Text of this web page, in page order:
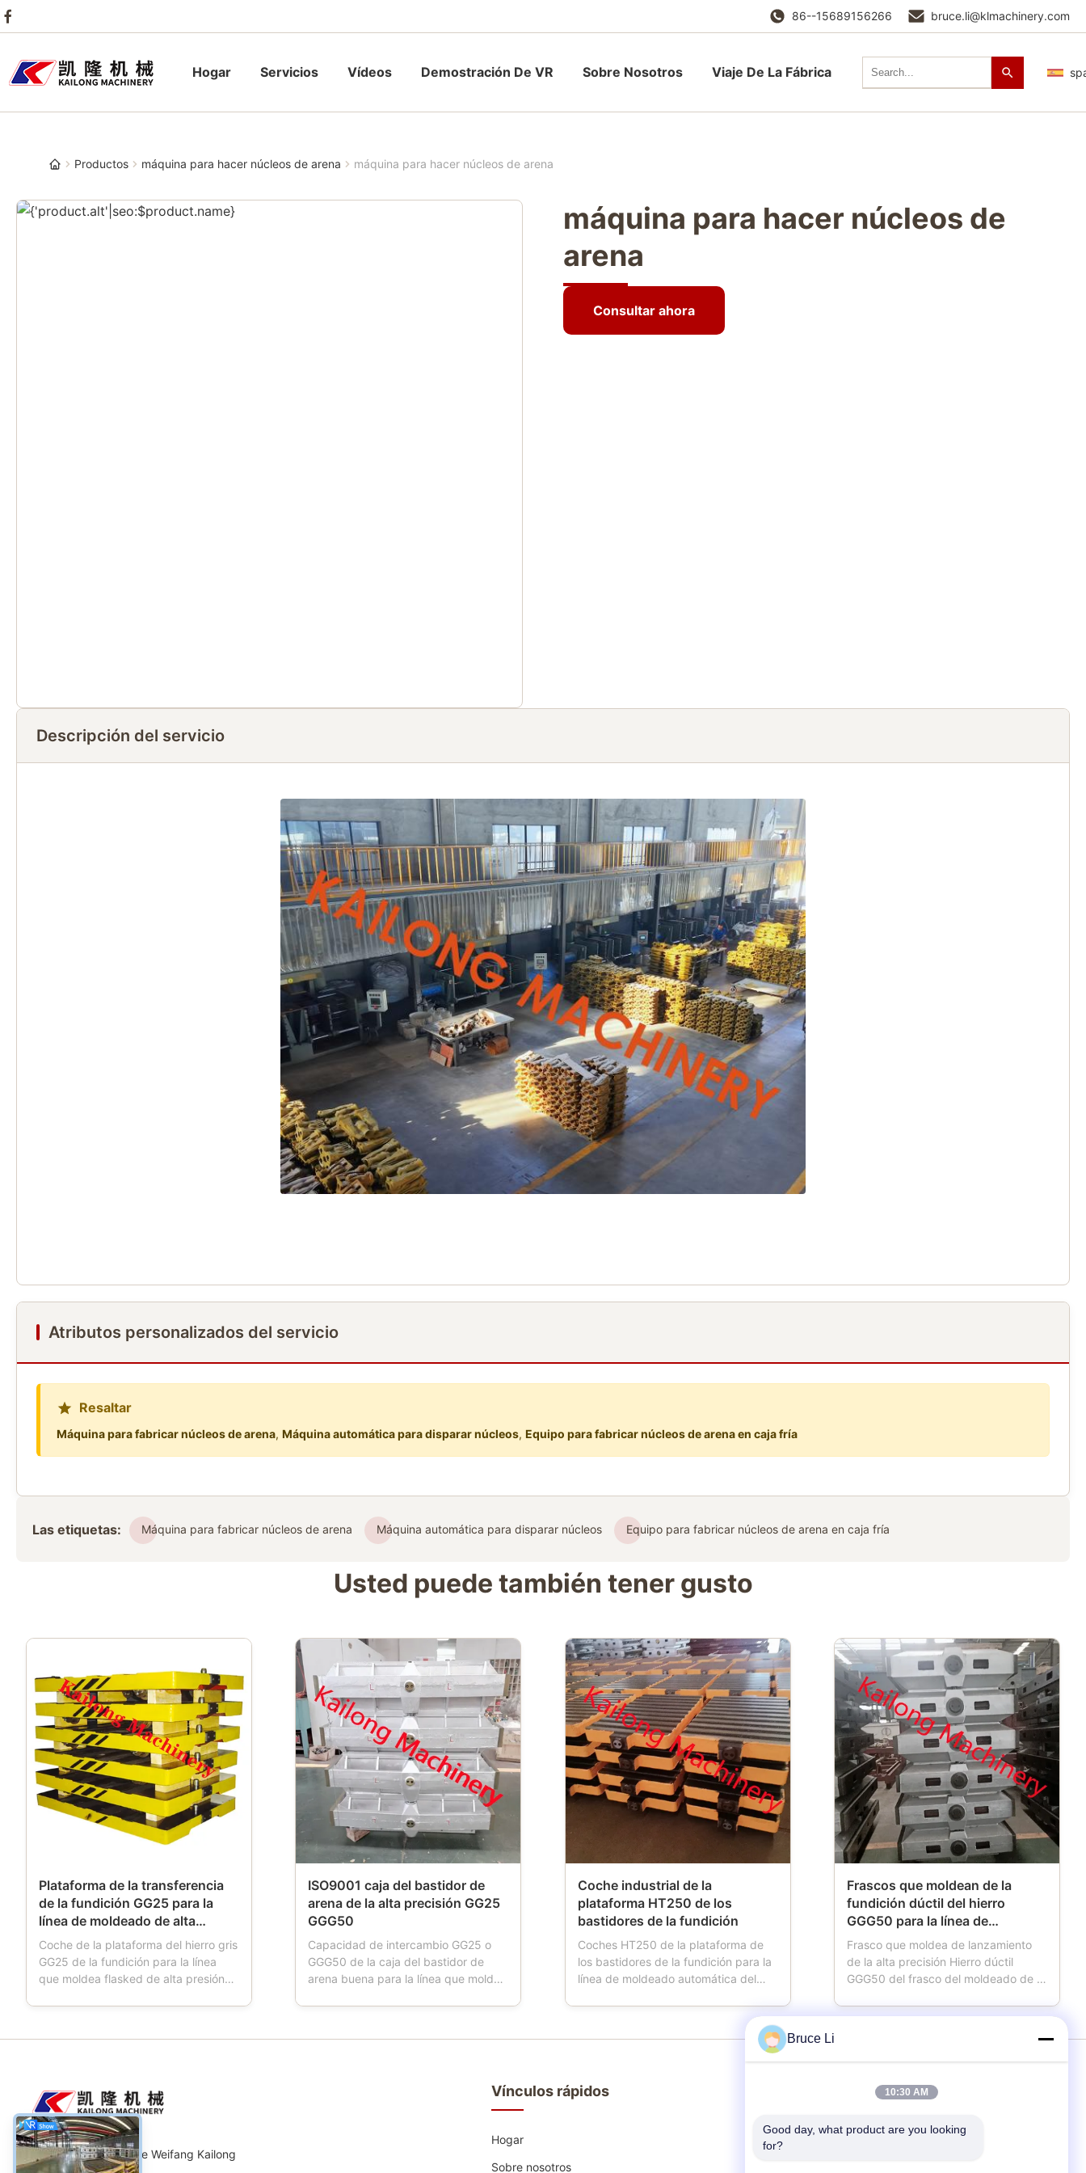
86--15689156266 bruce.li@klmachinery.com
Hogar Servicios Vídeos Demostración De VR Sobre Nosotros Viaje De La Fábrica
Productos máquina para hacer núcleos de arena máquina para hacer núcleos de arena
máquina para hacer núcleos de
arena
Consultar ahora
Consultar ahora
Descripción del servicio
Atributos personalizados del servicio
Resaltar
Máquina para fabricar núcleos de arena, Máquina automática para disparar núcleos, Equipo para fabricar núcleos de arena en caja fría
Las etiquetas: Máquina para fabricar núcleos de arena Máquina automática para disparar núcleos Equipo para fabricar núcleos de arena en caja fría
Usted puede también tener gusto
Plataforma de la transferencia
de la fundición GG25 para la
línea de moldeado de alta
presión de Flasked
Coche de la plataforma del hierro gris
GG25 de la fundición para la línea
que moldea flasked de alta presión
ISO9001 caja del bastidor de
arena de la alta precisión GG25
GGG50
Capacidad de intercambio GG25 o
GGG50 de la caja del bastidor de
arena buena para la línea que moldea
Coche industrial de la
plataforma HT250 de los
bastidores de la fundición
Coches HT250 de la plataforma de
los bastidores de la fundición para la
línea de moldeado automática del
herramienta usada en fundiciones.
Cuando los trabajos de la máquina de
moldear, el coche de la plataforma
Frascos que moldean de la
fundición dúctil del hierro
GGG50 para la línea de
moldeado automática del HWS
Frasco que moldea de lanzamiento
de la alta precisión Hierro dúctil
GGG50 del frasco del moldeado de la
de la arena, la caja de la arena, que
Maquinaria Co., Ltd. de Weifang Kailong
Vínculos rápidos
Hogar
Sobre nosotros
Línea de moldeado
Bruce Li
10:30 AM
Good day, what product are you looking
for?